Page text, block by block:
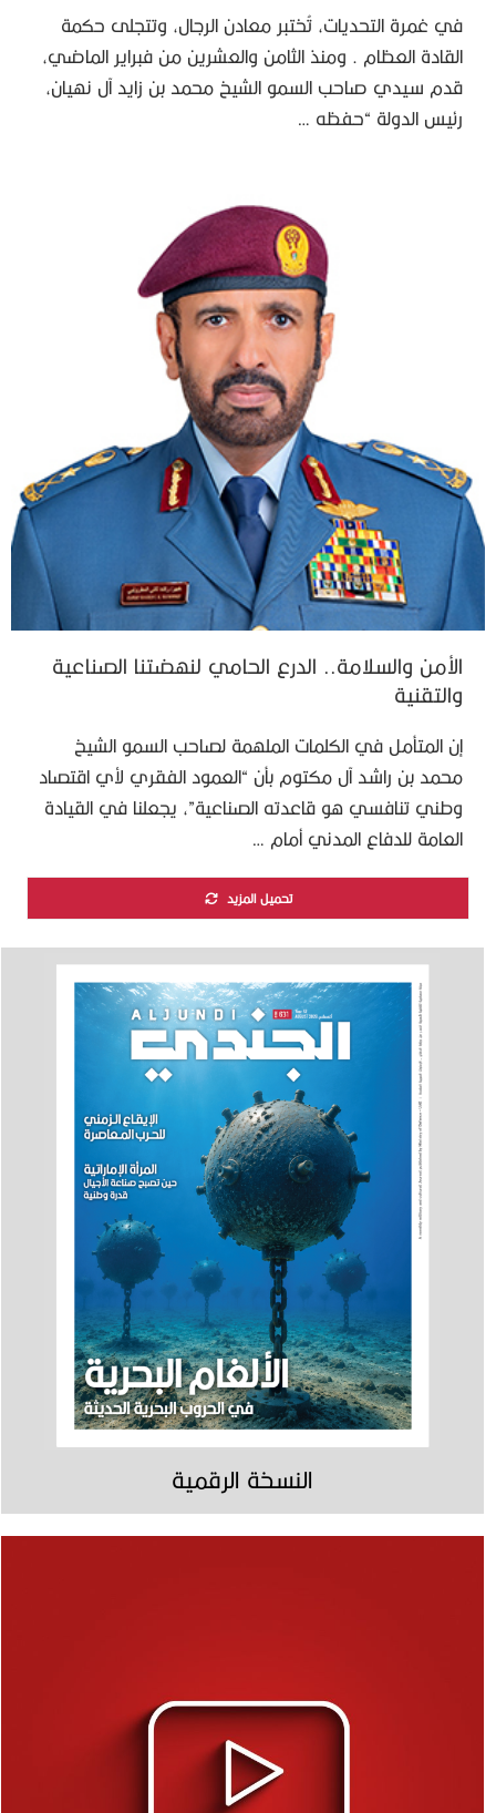
في غمرة التحديات، تُختبر معادن الرجال، وتتجلى حكمة
القادة العظام . ومنذ الثامن والعشرين من فبراير الماضي،
قدم سيدي صاحب السمو الشيخ محمد بن زايد آل نهيان،
رئيس الدولة “حفظه …
الأمن والسلامة.. الدرع الحامي لنهضتنا الصناعية
والتقنية
إن المتأمل في الكلمات الملهمة لصاحب السمو الشيخ
محمد بن راشد آل مكتوم بأن “العمود الفقري لأي اقتصاد
وطني تنافسي هو قاعدته الصناعية”، يجعلنا في القيادة
العامة للدفاع المدني أمام …
تحميل المزيد
النسخة الرقمية